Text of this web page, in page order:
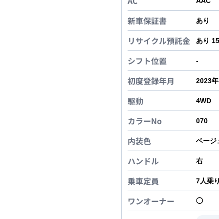
新車保証書 あり
リサイクル預託金 あり
シフト位置 -
初度登録年月 2023年
駆動 4WD
カラーNo 070
内装色 ベージ
ハンドル 右
乗車定員 7人乗り
ワンオーナー ◯